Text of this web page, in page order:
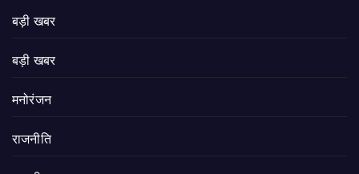
बड़ी खबर
बड़ी खबर
मनोरंजन
राजनीति